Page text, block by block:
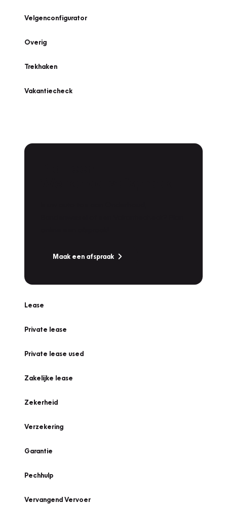
Velgenconfigurator
Overig
Trekhaken
Vakantiecheck
Maak een afspraak
Lease
Private lease
Private lease used
Zakelijke lease
Zekerheid
Verzekering
Garantie
Pechhulp
Vervangend Vervoer